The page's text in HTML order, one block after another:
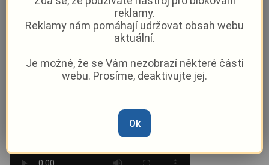
Z Plzně
18. 6.|15:53
Článek si můžete poslechnout v audio podobě
reklamy.
Reklamy nám pomáhají udržovat obsah webu
aktuální.
Je možné, že se Vám nezobrazí některé části
webu. Prosíme, deaktivujte jej.
Ok